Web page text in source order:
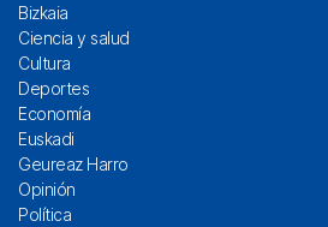
Bizkaia
Ciencia y salud
Cultura
Deportes
Economía
Euskadi
Geureaz Harro
Opinión
Política